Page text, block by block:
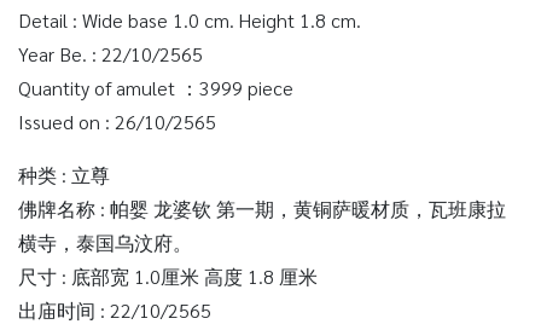
Detail : Wide base 1.0 cm. Height 1.8 cm.
Year Be. : 22/10/2565
Quantity of amulet ：3999 piece
Issued on : 26/10/2565
种类 : 立尊
佛牌名称 : 帕婴 龙婆钦 第一期，黄铜萨暖材质，瓦班康拉
横寺，泰国乌汶府。
尺寸 : 底部宽 1.0厘米 高度 1.8 厘米
出庙时间 : 22/10/2565